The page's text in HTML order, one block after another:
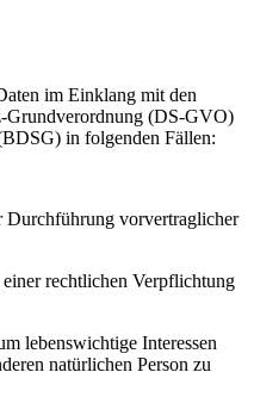
im Einklang mit den
Grundverordnung (DS-GVO)
in folgenden Fällen:
Durchführung vorvertraglicher
rechtlichen Verpflichtung
lebenswichtige Interessen
natürlichen Person zu